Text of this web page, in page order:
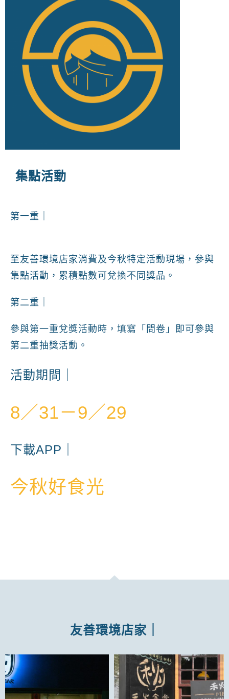
集點活動
第一重｜
至友善環境店家消費及今秋特定活動現場，參與
集點活動，累積點數可兌換不同獎品。
第二重｜
參與第一重兌獎活動時，填寫「問卷」即可參與
第二重抽獎活動。
活動期間｜
8／31－9／29
下載APP｜
今秋好食光
友善環境店家｜